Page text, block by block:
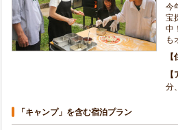
今
宝
中
も
分
「キャンプ」を含む宿泊プラン